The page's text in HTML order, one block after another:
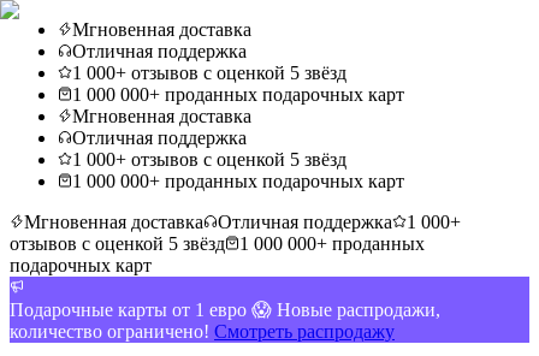
Мгновенная доставка
Отличная поддержка
1 000+ отзывов с оценкой 5 звёзд
1 000 000+ проданных подарочных карт
Мгновенная доставка
Отличная поддержка
1 000+ отзывов с оценкой 5 звёзд
1 000 000+ проданных подарочных карт
Мгновенная доставка
Отличная поддержка
1 000+
отзывов с оценкой 5 звёзд
1 000 000+ проданных
подарочных карт
Подарочные карты от 1 евро 😱 Новые распродажи,
количество ограничено! Смотреть распродажу